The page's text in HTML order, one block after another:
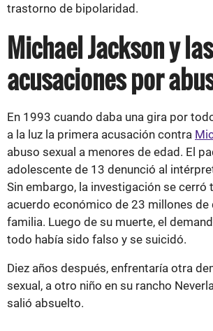
trastorno de bipolaridad.
Michael Jackson y las
acusaciones por
En 1993 cuando daba una gira por
a la luz la primera acusación contra
abuso sexual a menores de edad. El
adolescente de 13 denunció al
Sin embargo, la investigación se cerró
acuerdo económico de 23 millones de
familia. Luego de su muerte, el
todo había sido falso y se suicidó.
Diez años después, enfrentaría otra
sexual, a otro niño en su rancho
salió absuelto.